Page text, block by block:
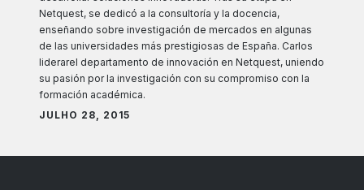
Netquest, se dedicó a la consultoría y la docencia,
enseñando sobre investigación de mercados en algunas
de las universidades más prestigiosas de España. Carlos
liderarel departamento de innovación en Netquest, uniendo
su pasión por la investigación con su compromiso con la
formación académica.
JULHO 28, 2015